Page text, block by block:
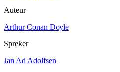
Auteur
Arthur Conan Doyle
Spreker
Jan Ad Adolfsen